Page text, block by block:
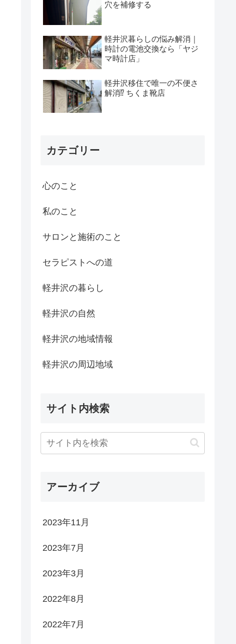
穴を補修する
軽井沢暮らしの悩み解消｜
時計の電池交換なら「ヤジ
マ時計店」
軽井沢移住で唯一の不便さ
解消⁉ ちくま靴店
カテゴリー
心のこと
私のこと
サロンと施術のこと
セラピストへの道
軽井沢の暮らし
軽井沢の自然
軽井沢の地域情報
軽井沢の周辺地域
サイト内検索
アーカイブ
2023年11月
2023年7月
2023年3月
2022年8月
2022年7月